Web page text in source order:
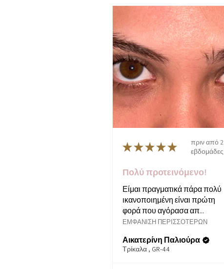
★★★★★
πριν από 2
εβδομάδες
Πολύ προτεινόμενο!
Είμαι πραγματικά πάρα πολύ
ικανοποιημένη είναι πρώτη
φορά που αγόρασα απ...
ΕΜΦΆΝΙΣΗ ΠΕΡΙΣΣΌΤΕΡΩΝ
Αικατερίνη Παλιούρα
Τρίκαλα , GR-44